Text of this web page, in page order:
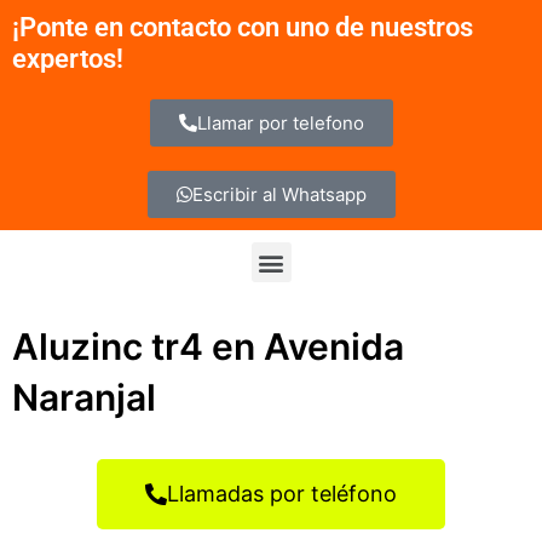
contenido
¡Ponte en contacto con uno de nuestros
expertos!
Llamar por telefono
Escribir al Whatsapp
Menu
Aluzinc tr4 en Avenida
Naranjal
Llamadas por teléfono